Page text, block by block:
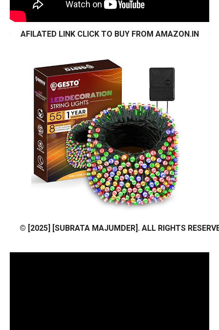
AFILATED LINK CLICK TO BUY FROM AMAZON.IN
© [2025] [SUBRATA MAJUMDER]. ALL RIGHTS